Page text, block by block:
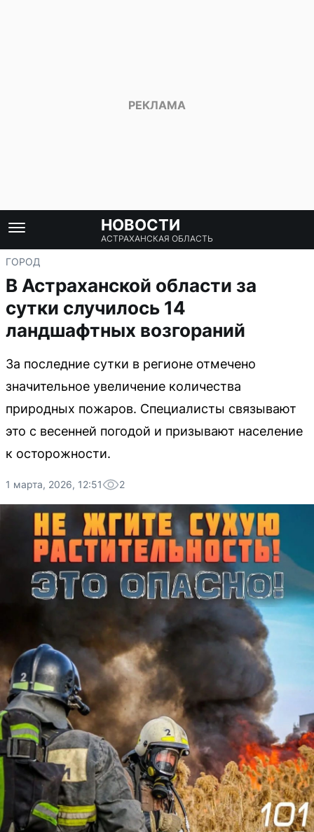
НОВОСТИ
АСТРАХАНСКАЯ ОБЛАСТЬ
ГОРОД
В Астраханской области за
сутки случилось 14
ландшафтных возгораний
За последние сутки в регионе отмечено
значительное увеличение количества
природных пожаров. Специалисты связывают
это с весенней погодой и призывают население
к осторожности.
1 марта, 2026, 12:51 2